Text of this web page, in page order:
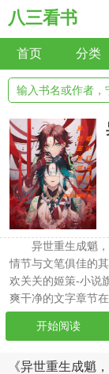
八三看书
首页 分类
异世重生成魈
情节与文笔俱佳的
欢关关的姬策-小说
爽干净的文字章节
开始阅读
《异世重生成魈